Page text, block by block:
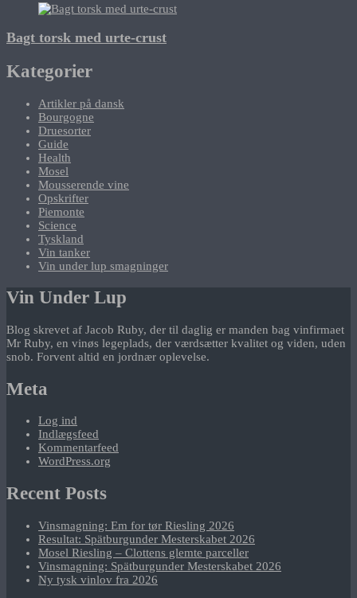
Bagt torsk med urte-crust
Kategorier
Artikler på dansk
Bourgogne
Druesorter
Guide
Health
Mosel
Mousserende vine
Opskrifter
Piemonte
Science
Tyskland
Vin tanker
Vin under lup smagninger
Vin Under Lup
Blog skrevet af Jacob Ruby, der til daglig er manden bag vinfirmaet
Mr Ruby, en vinøs legeplads, der værdsætter kvalitet og viden, uden
snob. Forvent altid en jordnær oplevelse.
Meta
Log ind
Indlægsfeed
Kommentarfeed
WordPress.org
Recent Posts
Vinsmagning: Em for tør Riesling 2026
Resultat: Spätburgunder Mesterskabet 2026
Mosel Riesling – Clottens glemte parceller
Vinsmagning: Spätburgunder Mesterskabet 2026
Ny tysk vinlov fra 2026